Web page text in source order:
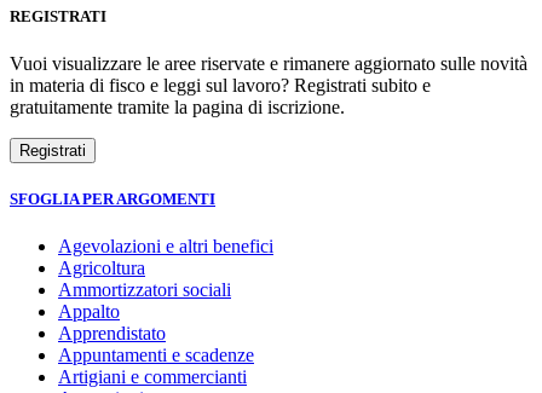
REGISTRATI
Vuoi visualizzare le aree riservate e rimanere aggiornato sulle novità
in materia di fisco e leggi sul lavoro? Registrati subito e
gratuitamente tramite la pagina di iscrizione.
SFOGLIA PER ARGOMENTI
Agevolazioni e altri benefici
Agricoltura
Ammortizzatori sociali
Appalto
Apprendistato
Appuntamenti e scadenze
Artigiani e commercianti